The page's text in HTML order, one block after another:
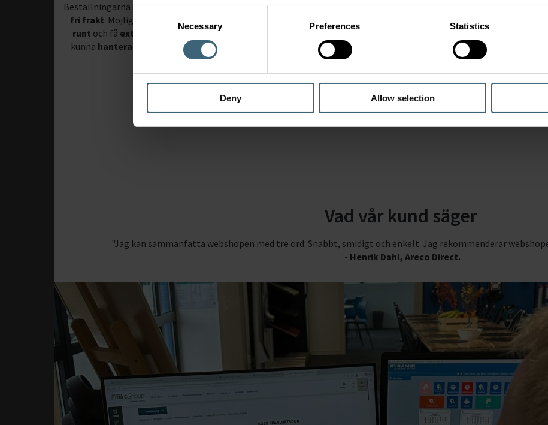
Selection
Necessary Preferences Statistics
Deny Allow selection
Beställningarna ska gåsnabbt, smidigt och med
fri frakt. Möjlighet att kunna
runt och få extra webshoprabatt. Viktigt att
kunna hantera projektlistor och se
orderhistorik.
Webshop-beställningartill kundprojekt och
Arecos eget lager i Jönköping. Framför alltspjäll,
don och tillbehör
till ventilationssystem.
Vad vår kund säger
"Jag kan sammanfatta webshopen med tre ord: Snabbt, smidigt och enkelt. Jag rekommenderar
- Henrik Dahl, Areco Direct.